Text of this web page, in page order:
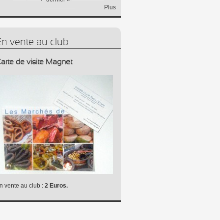
Plus
vente au club
de visite Magnet
vente au club : 2 Euros.